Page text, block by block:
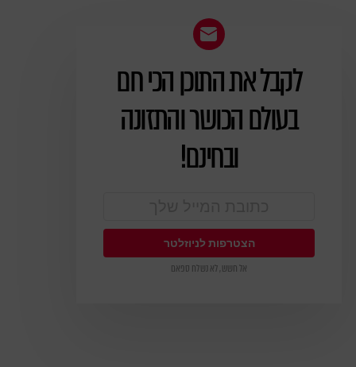
ניוזלטר
לקבל את התוכן הכי חם
בעולם הכושר והתזונה
ובחינם!
אל חשש, לא נשלח ספאם